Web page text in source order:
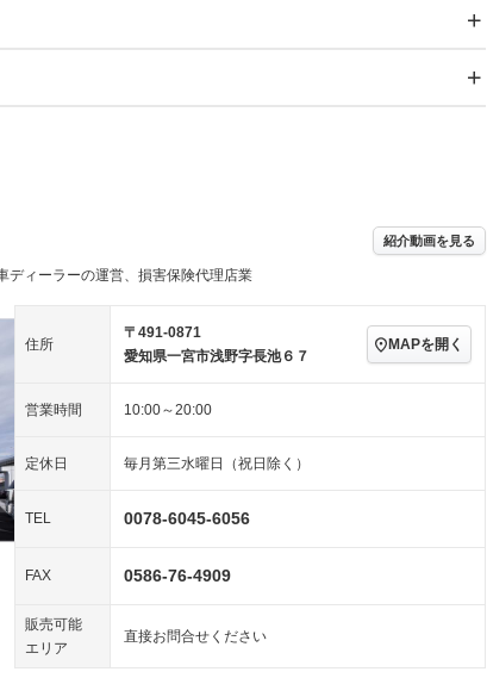
センターデフロック
装備略号／用語解説
ージック
キーレス
イト) － ポータブルナビ
スマートキー ローダウン
3列シート ベンチシート
シート オットマン
後席モニター
ョン
紹介動画を見る
ディーラーの運営、損害保険代理店業
住所
〒491-0871
愛知県一宮市浅野字長池６７
MAPを開く
営業時間 10:00～20:00
定休日 毎月第三水曜日（祝日除く）
TEL 0078-6045-6056
FAX 0586-76-4909
販売可能
エリア
直接お問合せください